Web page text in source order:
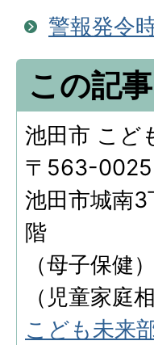
警報発令
この記
池田市 こど
〒563-0025
池田市城南
階
（母子保
（児童家
こども未来